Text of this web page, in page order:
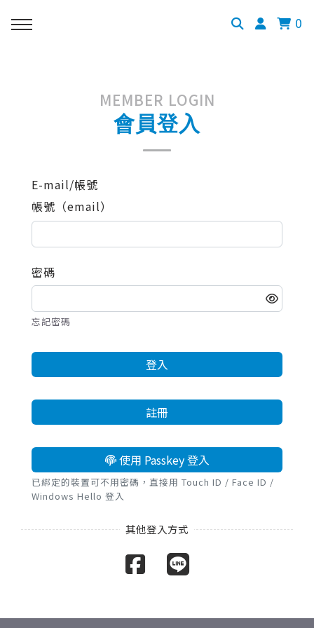
0
MEMBER LOGIN
會員登入
E-mail/帳號
帳號（email）
密碼
忘記密碼
登入
註冊
使用 Passkey 登入
已綁定的裝置可不用密碼，直接用 Touch ID / Face ID /
Windows Hello 登入